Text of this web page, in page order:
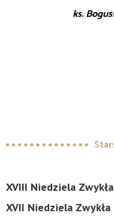
ks.
XVIII Niedziela
XVII Niedziela Zwykła